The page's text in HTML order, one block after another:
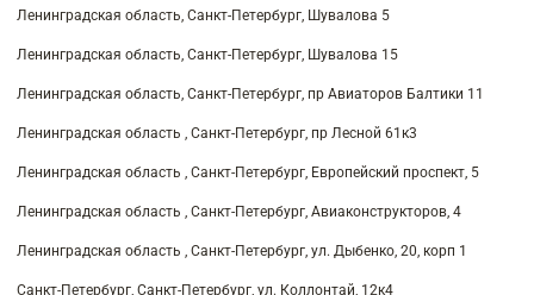
Ленинградская область, Санкт-Петербург, Шувалова 5
Ленинградская область, Санкт-Петербург, Шувалова 15
Ленинградская область, Санкт-Петербург, пр Авиаторов Балтики 11
Ленинградская область , Санкт-Петербург, пр Лесной 61к3
Ленинградская область , Санкт-Петербург, Европейский проспект, 5
Ленинградская область , Санкт-Петербург, Авиаконструкторов, 4
Ленинградская область , Санкт-Петербург, ул. Дыбенко, 20, корп 1
Санкт-Петербург, Санкт-Петербург, ул. Коллонтай, 12к4